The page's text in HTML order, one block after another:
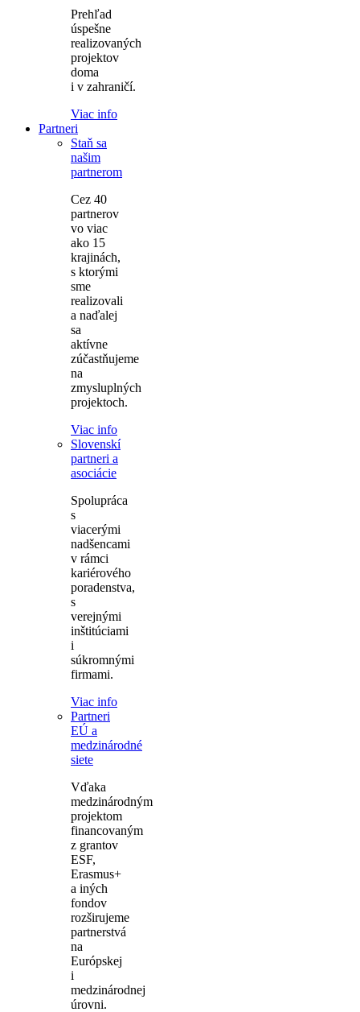
Prehľad
úspešne
realizovaných
projektov
doma
i v zahraničí.
Viac info
Partneri
Staň sa
našim
partnerom
Cez 40
partnerov
vo viac
ako 15
krajinách,
s ktorými
sme
realizovali
a naďalej
sa
aktívne
zúčastňujeme
na
zmysluplných
projektoch.
Viac info
Slovenskí
partneri a
asociácie
Spolupráca
s
viacerými
nadšencami
v rámci
kariérového
poradenstva,
s
verejnými
inštitúciami
i
súkromnými
firmami.
Viac info
Partneri
EÚ a
medzinárodné
siete
Vďaka
medzinárodným
projektom
financovaným
z grantov
ESF,
Erasmus+
a iných
fondov
rozširujeme
partnerstvá
na
Európskej
i
medzinárodnej
úrovni.